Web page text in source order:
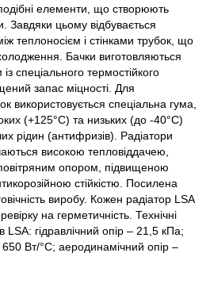
елементи, що створюють
Завдяки цьому відбувається
теплоносієм і стінками трубок, що
Бачки виготовляються
спеціального термостійкого
запас міцності. Для
використовується спеціальна гума,
(+125°C) та низьких (до -40°C)
рідин (антифризів). Радіатори
високою тепловіддачею,
опором, підвищеною
стійкістю. Посилена
виробу. Кожен радіатор LSA
на герметичність. Технічні
LSA: гідравлічний опір – 21,5 кПа;
Вт/°С; аеродинамічний опір –